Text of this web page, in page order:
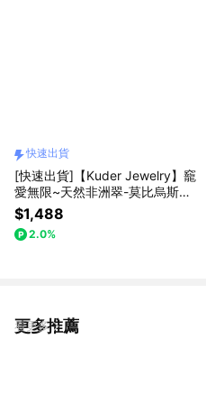
快速出貨
[快速出貨]【Kuder Jewelry】竉
愛無限~天然非洲翠-莫比烏斯環
項鍊附藍色六朵玫瑰精油皂禮盒
『LINE禮物獨家組合』
$1,488
2.0%
更多推薦
看更多